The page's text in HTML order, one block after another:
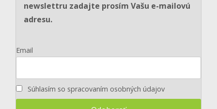
newslettru zadajte prosím Vašu e-mailovú
adresu.
Email
Súhlasím so spracovaním osobných údajov